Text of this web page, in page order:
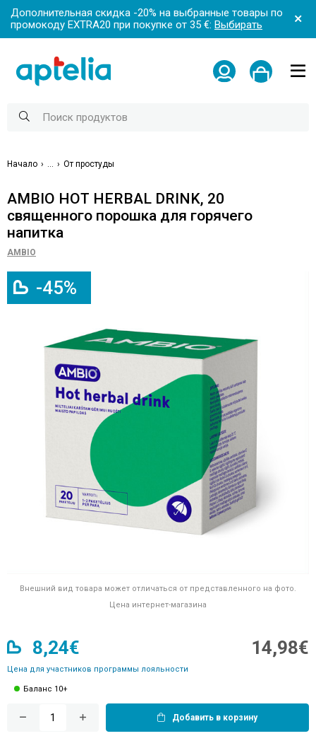
Дополнительная скидка -20% на выбранные товары по
промокоду EXTRA20 при покупке от 35 €: Выбирать
Начало От простуды
AMBIO HOT HERBAL DRINK, 20
священного порошка для горячего
напитка
AMBIO
-45%
Внешний вид товара может отличаться от представленного на фото.
Цена интернет-магазина
8,24€
Цена для участников программы лояльности
14,98€
Баланс 10+
Добавить в корзину